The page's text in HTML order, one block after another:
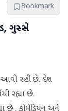
Bookmark
ગુસ્સે
આવી રહી છે. દેશ
રહ્યા છે.